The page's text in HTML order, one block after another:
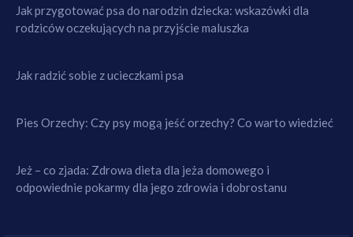
Jak przygotować psa do narodzin dziecka: wskazówki dla
rodziców oczekujących na przyjście maluszka
Jak radzić sobie z ucieczkami psa
Pies Orzechy: Czy psy mogą jeść orzechy? Co warto wiedzieć
Jeż – co zjada: Zdrowa dieta dla jeża domowego i
odpowiednie pokarmy dla jego zdrowia i dobrostanu